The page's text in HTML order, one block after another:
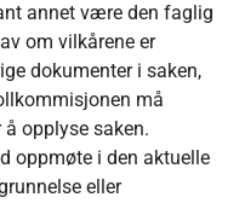
annet være den faglig
om vilkårene er
dokumenter i saken,
må
opplyse saken.
oppmøte i den aktuelle
eller